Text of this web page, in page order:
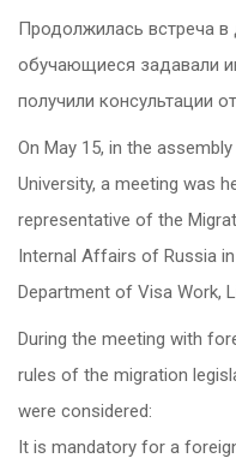
Продолжилась встреча
обучающиеся задавали
получили консультации
On May 15, in the
University, a meeting was
representative of the
Internal Affairs of Russia
Department of Visa Work,
During the meeting with
rules of the migration
were considered:
It is mandatory for a